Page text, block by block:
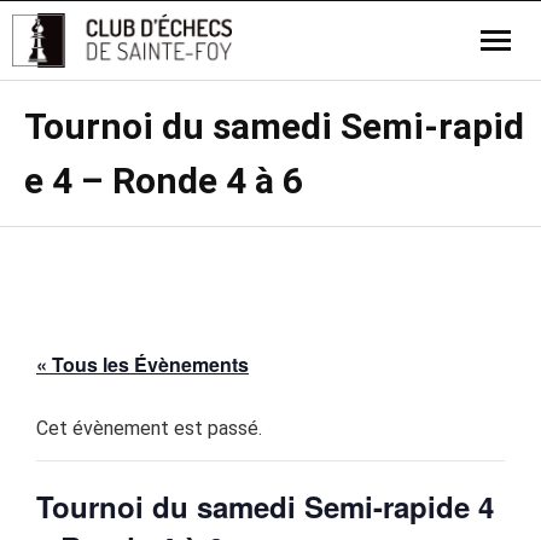
Tournoi du samedi Semi-rapid
e 4 – Ronde 4 à 6
« Tous les Évènements
Cet évènement est passé.
Tournoi du samedi Semi-rapide 4